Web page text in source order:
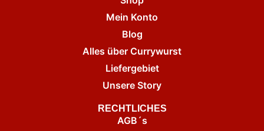
Mein Konto
Blog
Alles über Currywurst
Liefergebiet
Unsere Story
RECHTLICHES
AGB´s